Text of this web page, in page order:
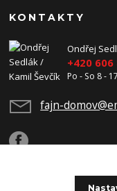
KONTAKTY
Ondřej
+420 606
Po - So 8 -
fajn-